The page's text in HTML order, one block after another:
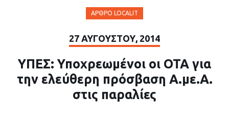
ΆΡΘΡΟ LOCALIT
27 ΑΥΓΟΎΣΤΟΥ, 2014
ΥΠΕΣ: Υποχρεωμένοι οι ΟΤΑ για
την ελεύθερη πρόσβαση Α.με.Α.
στις παραλίες